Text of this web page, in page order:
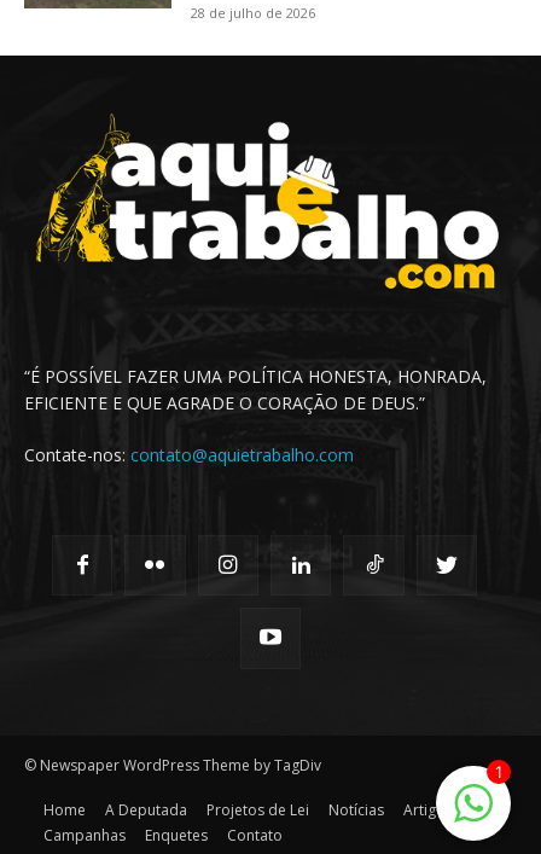
28 de julho de 2026
“É POSSÍVEL FAZER UMA POLÍTICA HONESTA, HONRADA,
EFICIENTE E QUE AGRADE O CORAÇÃO DE DEUS.”
Contate-nos: contato@aquietrabalho.com
© Newspaper WordPress Theme by TagDiv
Home A Deputada Projetos de Lei Notícias
Artigos
Campanhas
Enquetes Contato
1